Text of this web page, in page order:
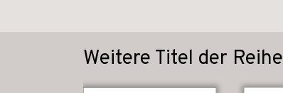
Weitere Titel der Reihe